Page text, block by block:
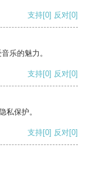
支持[0] 反对[0]
乐的魅力。
支持[0] 反对[0]
私保护。
支持[0] 反对[0]